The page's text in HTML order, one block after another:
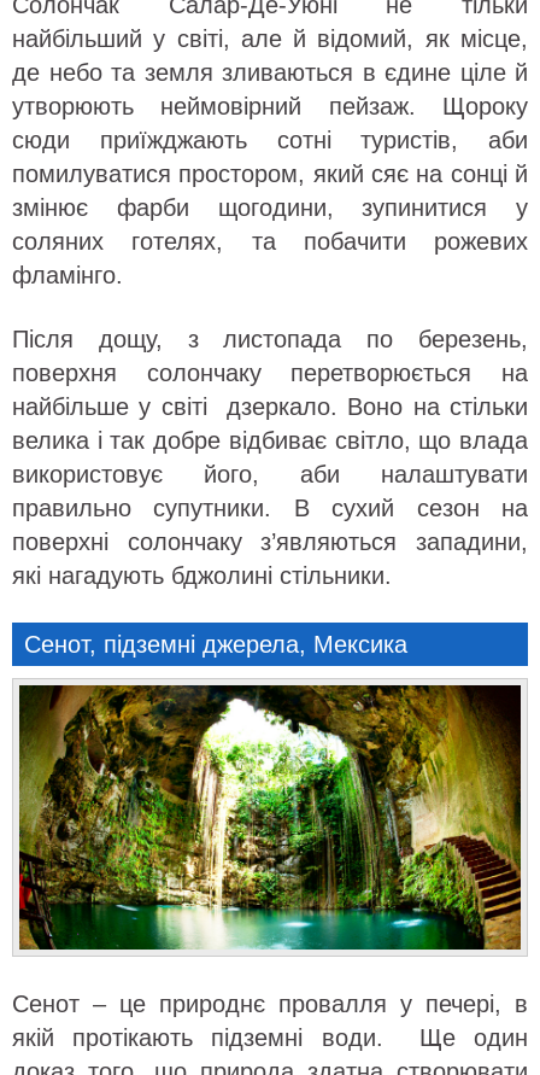
найбільший у світі, але й відомий, як місце,
де небо та земля зливаються в єдине ціле й
утворюють неймовірний пейзаж. Щороку
сюди приїжджають сотні туристів, аби
помилуватися простором, який сяє на сонці й
змінює фарби щогодини, зупинитися у
соляних готелях, та побачити рожевих
фламінго.
Після дощу, з листопада по березень,
поверхня солончаку перетворюється на
найбільше у світі дзеркало. Воно на стільки
велика і так добре відбиває світло, що влада
використовує його, аби налаштувати
правильно супутники. В сухий сезон на
поверхні солончаку з’являються западини,
які нагадують бджолині стільники.
Сенот, підземні джерела, Мексика
Сенот – це природнє провалля у печері, в
якій протікають підземні води. Ще один